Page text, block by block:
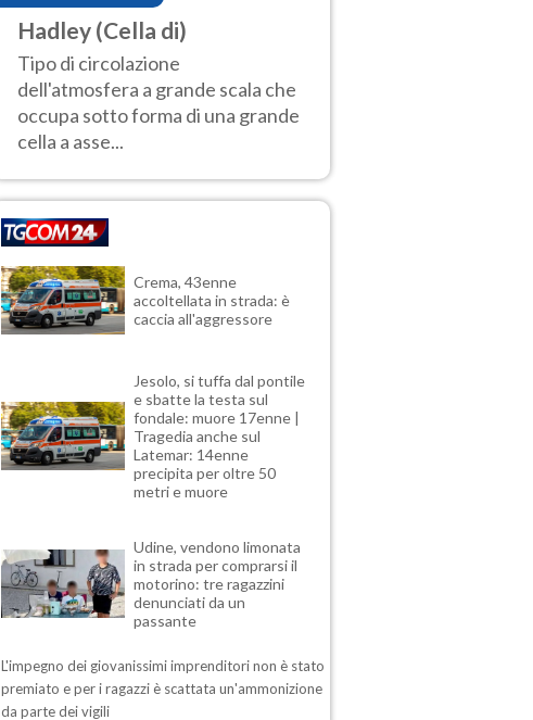
Hadley (Cella di)
Tipo di circolazione
dell'atmosfera a grande scala che
occupa sotto forma di una grande
cella a asse...
Crema, 43enne
accoltellata in strada: è
caccia all'aggressore
Jesolo, si tuffa dal pontile
e sbatte la testa sul
fondale: muore 17enne |
Tragedia anche sul
Latemar: 14enne
precipita per oltre 50
metri e muore
Udine, vendono limonata
in strada per comprarsi il
motorino: tre ragazzini
denunciati da un
passante
L'impegno dei giovanissimi imprenditori non è stato
premiato e per i ragazzi è scattata un'ammonizione
da parte dei vigili